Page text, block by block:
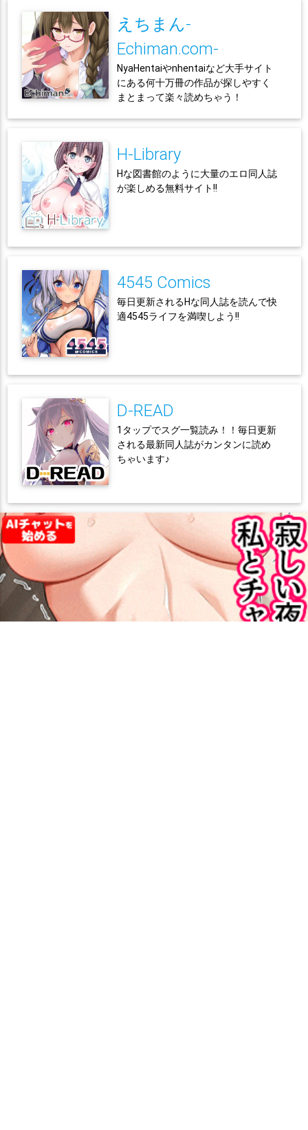
えちまん-
Echiman.com-
NyaHentaiやnhentaiなど大手サイト
にある何十万冊の作品が探しやすく
まとまって楽々読めちゃう！
H-Library
Hな図書館のように大量のエロ同人誌
が楽しめる無料サイト!!
4545 Comics
毎日更新されるHな同人誌を読んで快
適4545ライフを満喫しよう!!
D-READ
1タップでスグ一覧読み！！毎日更新
される最新同人誌がカンタンに読め
ちゃいます♪